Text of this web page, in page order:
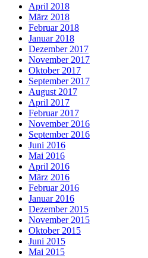
April 2018
März 2018
Februar 2018
Januar 2018
Dezember 2017
November 2017
Oktober 2017
September 2017
August 2017
April 2017
Februar 2017
November 2016
September 2016
Juni 2016
Mai 2016
April 2016
März 2016
Februar 2016
Januar 2016
Dezember 2015
November 2015
Oktober 2015
Juni 2015
Mai 2015